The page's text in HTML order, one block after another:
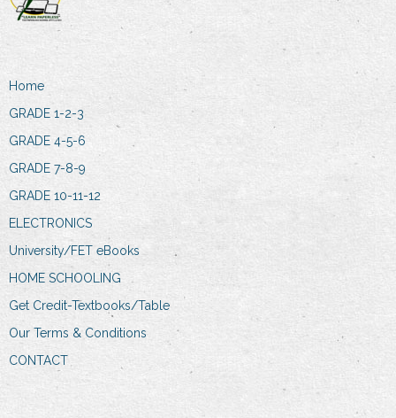
Home
GRADE 1-2-3
GRADE 4-5-6
GRADE 7-8-9
GRADE 10-11-12
ELECTRONICS
University/FET eBooks
HOME SCHOOLING
Get Credit-Textbooks/Table
Our Terms & Conditions
CONTACT